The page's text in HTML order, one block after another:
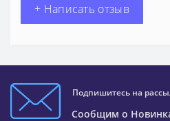
+ Написать отзыв
Подпишитесь на
Сообщим о